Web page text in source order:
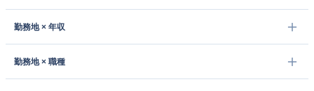
勤務地 × 年収
勤務地 × 職種